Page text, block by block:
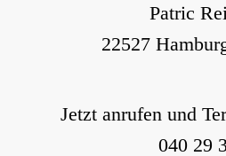
Jetzt anrufen und
040 29
Patric
22527